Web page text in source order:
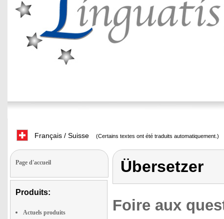
Français / Suisse (Certains textes ont été traduits automatiquement.)
Page d'accueil
Produits:
Actuels produits
Übersetzer
Foire aux